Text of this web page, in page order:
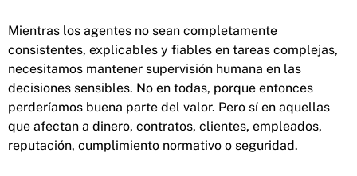
Mientras los agentes no sean completamente
consistentes, explicables y fiables en tareas complejas,
necesitamos mantener supervisión humana en las
decisiones sensibles. No en todas, porque entonces
perderíamos buena parte del valor. Pero sí en aquellas
que afectan a dinero, contratos, clientes, empleados,
reputación, cumplimiento normativo o seguridad.